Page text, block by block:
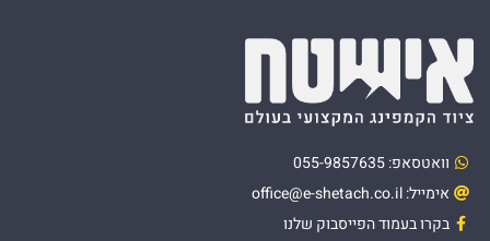
וואטסאפ: 055-9857635
אימייל: office@e-shetach.co.il
בקרו בעמוד הפייסבוק שלנו